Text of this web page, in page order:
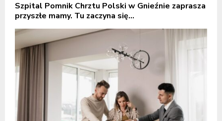
Szpital Pomnik Chrztu Polski w Gnieźnie zaprasza
przyszłe mamy. Tu zaczyna się...